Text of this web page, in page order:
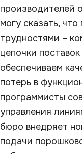
производителей
могу сказать,
трудностями –
цепочки
обеспечиваем
потерь в
программисты
управления
бюро внедряет
подачи